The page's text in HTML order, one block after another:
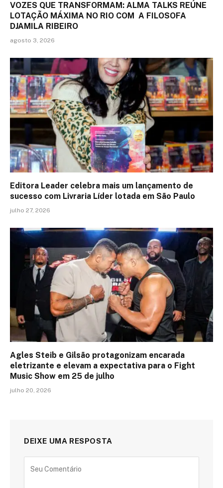
VOZES QUE TRANSFORMAM: ALMA TALKS REÚNE
LOTAÇÃO MÁXIMA NO RIO COM A FILOSOFA
DJAMILA RIBEIRO
agosto 3, 2026
Editora Leader celebra mais um lançamento de
sucesso com Livraria Líder lotada em São Paulo
julho 27, 2026
Agles Steib e Gilsão protagonizam encarada
eletrizante e elevam a expectativa para o Fight
Music Show em 25 de julho
julho 20, 2026
DEIXE UMA RESPOSTA